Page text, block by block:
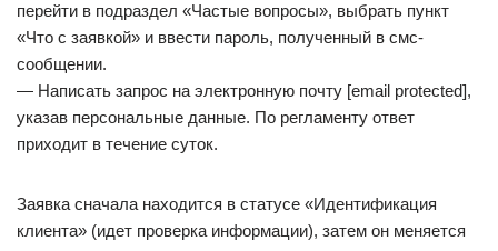
перейти в подраздел «Частые вопросы», выбрать пункт
«Что с заявкой» и ввести пароль, полученный в смс-
сообщении.
— Написать запрос на электронную почту [email protected],
указав персональные данные. По регламенту ответ
приходит в течение суток.
Заявка сначала находится в статусе «Идентификация
клиента» (идет проверка информации), затем он меняется